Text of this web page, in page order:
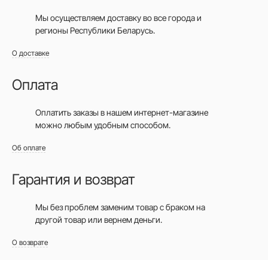
Мы осуществляем доставку во все городаи
регионы Республики Беларусь.
О доставке
Оплата
Оплатить заказы в нашем интернет-магазине
можно любым удобным способом.
Об оплате
Гарантия и возврат
Мы без проблем заменим товар с браком на
другой товар или вернем деньги.
О возврате